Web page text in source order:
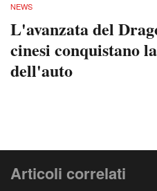
NEWS
L'avanzata del
cinesi conquistano
dell'auto
Articoli correlati